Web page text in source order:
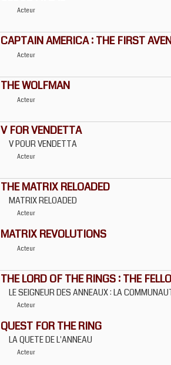
Acteur
CAPTAIN AMERICA : THE FIRST
Acteur
THE WOLFMAN
Acteur
V FOR VENDETTA
V POUR VENDETTA
Acteur
THE MATRIX RELOADED
MATRIX RELOADED
Acteur
MATRIX REVOLUTIONS
Acteur
THE LORD OF THE RINGS : THE
LE SEIGNEUR DES ANNEAUX : LA
Acteur
QUEST FOR THE RING
LA QUETE DE L'ANNEAU
Acteur